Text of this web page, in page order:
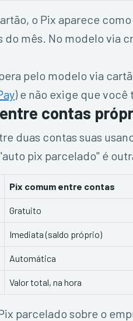
o Pix aparece
do mês. No modelo via
pelo modelo via
) e não exige que
contas
duas contas suas
pix parcelado" é
Pix comum entre contas
Gratuito
Imediata (saldo próprio)
Automática
Valor total, na hora
parcelado sobre o